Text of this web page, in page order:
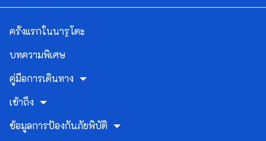
ครั้งแรกในนารูโตะ
บทความพิเศษ
คู่มือการเดินทาง
เข้าถึง
ข้อมูลการป้องกันภัยพิบัติ